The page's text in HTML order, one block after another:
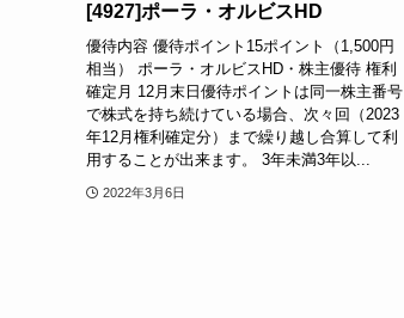
[4927]ポーラ・オルビスHD
優待内容 優待ポイント15ポイント（1,500円
相当） ポーラ・オルビスHD・株主優待 権利
確定月 12月末日優待ポイントは同一株主番号
で株式を持ち続けている場合、次々回（2023
年12月権利確定分）まで繰り越し合算して利
用することが出来ます。 3年未満3年以...
2022年3月6日